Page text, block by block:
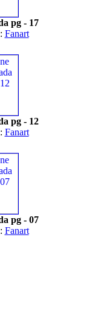
pg - 17
Fanart
pg - 12
Fanart
pg - 07
Fanart